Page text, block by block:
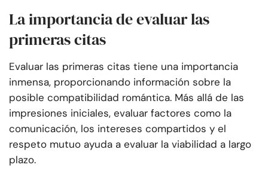
La importancia de evaluar las
primeras citas
Evaluar las primeras citas tiene una importancia
inmensa, proporcionando información sobre la
posible compatibilidad romántica. Más allá de las
impresiones iniciales, evaluar factores como la
comunicación, los intereses compartidos y el
respeto mutuo ayuda a evaluar la viabilidad a largo
plazo.